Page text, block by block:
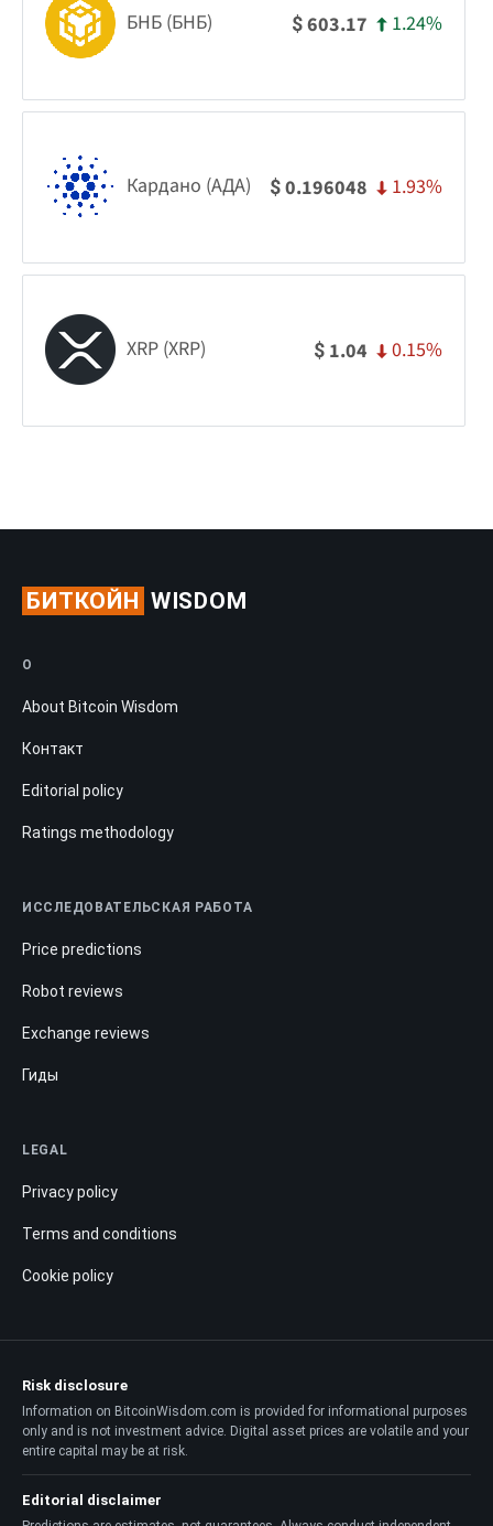
БНБ (БНБ) $603.17 1.24%
Кардано (АДА) $0.196048 1.93%
XRP (XRP) $ 1.04 0.15%
БИТКОЙН WISDOM
О
About Bitcoin Wisdom
Контакт
Editorial policy
Ratings methodology
ИССЛЕДОВАТЕЛЬСКАЯ РАБОТА
Price predictions
Robot reviews
Exchange reviews
Гиды
LEGAL
Privacy policy
Terms and conditions
Cookie policy
Risk disclosure
Information on BitcoinWisdom.com is provided for informational purposes
only and is not investment advice. Digital asset prices are volatile and your
entire capital may be at risk.
Editorial disclaimer